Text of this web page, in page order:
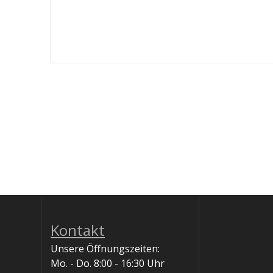
Kontakt
Unsere Öffnungszeiten:
Mo. - Do. 8:00 - 16:30 Uhr